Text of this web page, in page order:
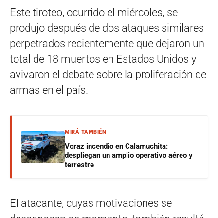
Este tiroteo, ocurrido el miércoles, se
produjo después de dos ataques similares
perpetrados recientemente que dejaron un
total de 18 muertos en Estados Unidos y
avivaron el debate sobre la proliferación de
armas en el país.
MIRÁ TAMBIÉN
Voraz incendio en Calamuchita:
despliegan un amplio operativo aéreo y
terrestre
El atacante, cuyas motivaciones se